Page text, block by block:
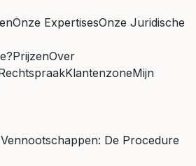
Onze ExpertisesOnze Juridische
PrijzenOver
KlantenzoneMijn
De Procedure